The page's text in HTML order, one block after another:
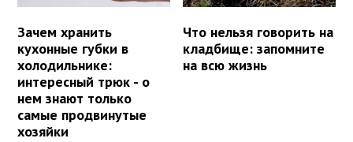
Зачем хранить
кухонные губки в
холодильнике:
интересный трюк - о
нем знают только
самые продвинутые
хозяйки
Что нельзя говорить на
кладбище: запомните
на всю жизнь